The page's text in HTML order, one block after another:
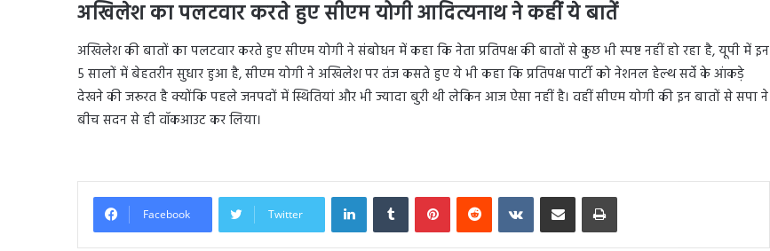
अखिलेश का पलटवार करते हुए सीएम योगी आदित्यनाथ ने कहीं ये बातें
अखिलेश की बातों का पलटवार करते हुए सीएम योगी ने संबोधन में कहा कि नेता प्रतिपक्ष की बातों से कुछ भी स्पष्ट नहीं हो रहा है, यूपी में इन
5 सालों में बेहतरीन सुधार हुआ है, सीएम योगी ने अखिलेश पर तंज कसते हुए ये भी कहा कि प्रतिपक्ष पार्टी को नेशनल हेल्थ सर्वे के आंकड़े
देखने की जरूरत है क्योंकि पहले जनपदों में स्थितियां और भी ज्यादा बुरी थी लेकिन आज ऐसा नहीं है। वहीं सीएम योगी की इन बातों से सपा ने
बीच सदन से ही वॉकआउट कर लिया।
Facebook Twitter
LinkedInTumblr PinterestReddit VKontakteShare via Email Print